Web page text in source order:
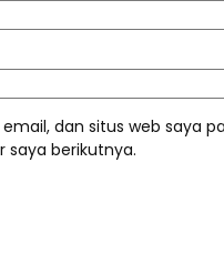
dan situs web saya
saya berikutnya.